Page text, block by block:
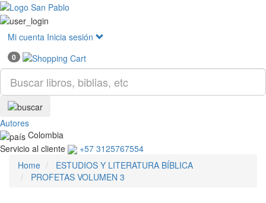
Mi cuenta Inicia sesión
0
Autores
Colombia
Servicio al cliente
+57 3125767554
Home
ESTUDIOS Y LITERATURA BÍBLICA
PROFETAS VOLUMEN 3